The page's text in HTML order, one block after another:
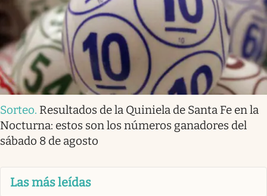
Sorteo. Resultados de la Quiniela de Santa Fe en la
Nocturna: estos son los números ganadores del
sábado 8 de agosto
Las más leídas